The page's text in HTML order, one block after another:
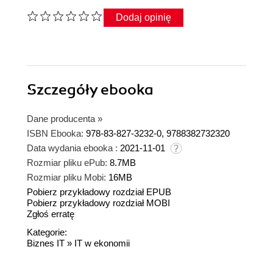
Dodaj opinię
Szczegółyebooka
Dane producenta »
ISBN Ebooka: 978-83-827-3232-0, 9788382732320
Data wydania ebooka : 2021-11-01
Rozmiar pliku ePub: 8.7MB
Rozmiar pliku Mobi: 16MB
Pobierz przykładowy rozdział EPUB
Pobierz przykładowy rozdział MOBI
Zgłoś erratę
Kategorie:
Biznes IT » IT w ekonomii